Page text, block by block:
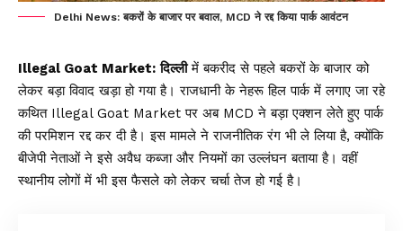
Delhi News: बकरों के बाजार पर बवाल, MCD ने रद्द किया पार्क आवंटन
Illegal Goat Market: दिल्लीमें बकरीद से पहले बकरों के बाजार को
लेकर बड़ा विवाद खड़ा हो गया है। राजधानी के नेहरू हिल पार्क में लगाए जा रहे
कथित Illegal Goat Market पर अब MCD ने बड़ा एक्शन लेते हुए पार्क
की परमिशन रद्द कर दी है। इस मामले ने राजनीतिक रंग भी ले लिया है, क्योंकि
बीजेपी नेताओं ने इसे अवैध कब्जा और नियमों का उल्लंघन बताया है। वहीं
स्थानीय लोगों में भी इस फैसले को लेकर चर्चा तेज हो गई है।